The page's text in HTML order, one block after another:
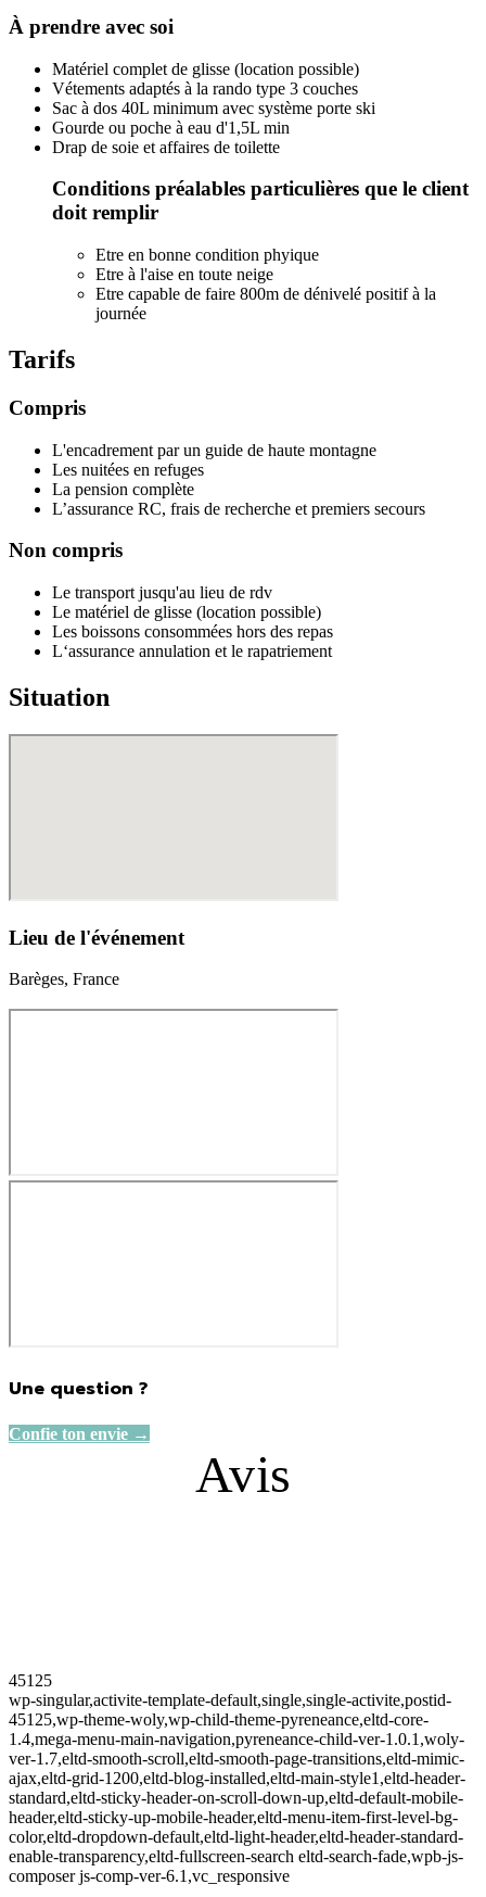
À prendre avec soi
Matériel complet de glisse (location possible)
Vétements adaptés à la rando type 3 couches
Sac à dos 40L minimum avec système porte ski
Gourde ou poche à eau d'1,5L min
Drap de soie et affaires de toilette
Conditions préalables particulières que le client
doit remplir
Etre en bonne condition phyique
Etre à l'aise en toute neige
Etre capable de faire 800m de dénivelé positif à la
journée
Tarifs
Compris
L'encadrement par un guide de haute montagne
Les nuitées en refuges
La pension complète
L’assurance RC, frais de recherche et premiers secours
Non compris
Le transport jusqu'au lieu de rdv
Le matériel de glisse (location possible)
Les boissons consommées hors des repas
L‘assurance annulation et le rapatriement
Situation
Lieu de l'événement
Barèges, France
Une question ?
Confie ton envie →
Avis
45125
wp-singular,activite-template-default,single,single-activite,postid-
45125,wp-theme-woly,wp-child-theme-pyreneance,eltd-core-
1.4,mega-menu-main-navigation,pyreneance-child-ver-1.0.1,woly-
ver-1.7,eltd-smooth-scroll,eltd-smooth-page-transitions,eltd-mimic-
ajax,eltd-grid-1200,eltd-blog-installed,eltd-main-style1,eltd-header-
standard,eltd-sticky-header-on-scroll-down-up,eltd-default-mobile-
header,eltd-sticky-up-mobile-header,eltd-menu-item-first-level-bg-
color,eltd-dropdown-default,eltd-light-header,eltd-header-standard-
enable-transparency,eltd-fullscreen-search eltd-search-fade,wpb-js-
composer js-comp-ver-6.1,vc_responsive